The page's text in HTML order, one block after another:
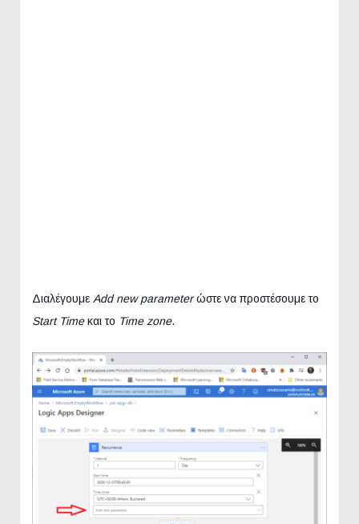
Διαλέγουμε Add new parameterώστε να προστέσουμε το
Start Timeκαι το Time zone.